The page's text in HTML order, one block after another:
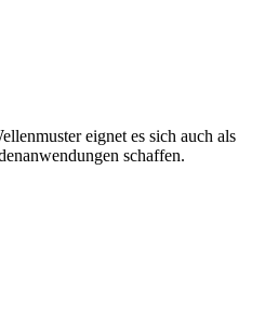
eignet es sich auch als
schaffen.